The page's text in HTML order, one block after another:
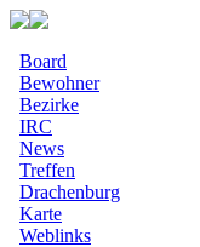
Board
Bewohner
Bezirke
IRC
News
Treffen
Drachenburg
Karte
Weblinks